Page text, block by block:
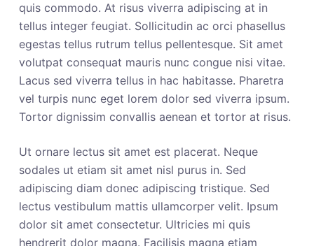
quis commodo. At risus viverra adipiscing at in
tellus integer feugiat. Sollicitudin ac orci phasellus
egestas tellus rutrum tellus pellentesque. Sit amet
volutpat consequat mauris nunc congue nisi vitae.
Lacus sed viverra tellus in hac habitasse. Pharetra
vel turpis nunc eget lorem dolor sed viverra ipsum.
Tortor dignissim convallis aenean et tortor at risus.
Ut ornare lectus sit amet est placerat. Neque
sodales ut etiam sit amet nisl purus in. Sed
adipiscing diam donec adipiscing tristique. Sed
lectus vestibulum mattis ullamcorper velit. Ipsum
dolor sit amet consectetur. Ultricies mi quis
hendrerit dolor magna. Facilisis magna etiam